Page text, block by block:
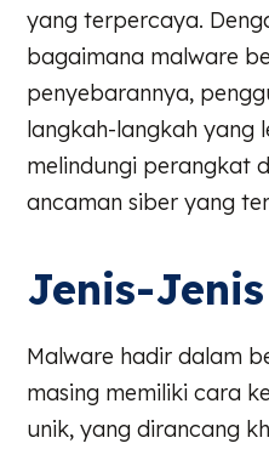
yang terpercaya.
bagaimana malware
penyebarannya,
langkah-langkah yang
melindungi perangkat
ancaman siber yang
Jenis-
Malware hadir dalam
masing memiliki cara
unik, yang dirancang